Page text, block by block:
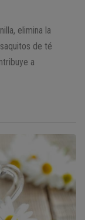
elimina la
de té
a